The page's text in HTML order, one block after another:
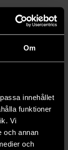
Om
innehållet
funktioner
Vi
och annan
och